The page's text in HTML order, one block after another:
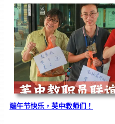
日
讲
座
活
动
赢
在
起
点
：
造
属
于
你
的
未
来
！
端午节快乐，芙中教师们！